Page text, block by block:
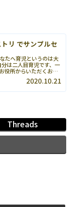
リ でサンプルセ
たへ育児というのは大
は二人目育児です、一
役所からいただくお手
るのから自立歩行し自分
トとしては、とて...
2020.10.21
Threads